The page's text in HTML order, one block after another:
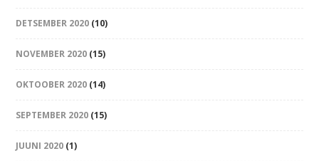
DETSEMBER 2020 (10)
NOVEMBER 2020 (15)
OKTOOBER 2020 (14)
SEPTEMBER 2020 (15)
JUUNI 2020 (1)